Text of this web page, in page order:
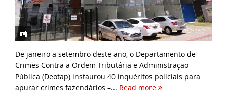
De janeiro a setembro deste ano, o Departamento de
Crimes Contra a Ordem Tributária e Administração
Pública (Deotap) instaurou 40 inquéritos policiais para
apurar crimes fazendários –... Read more